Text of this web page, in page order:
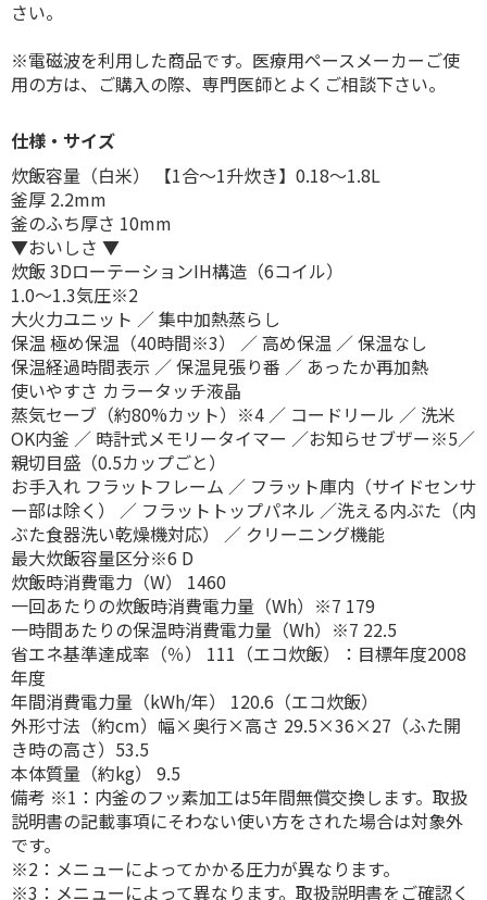
さい。
※電磁波を利用した商品です。医療用ペースメーカーご使
用の方は、ご購入の際、専門医師とよくご相談下さい。
仕様・サイズ
炊飯容量（白米） 【1合～1升炊き】0.18～1.8L
釜厚 2.2mm
釜のふち厚さ 10mm
▼おいしさ ▼
炊飯 3DローテーションIH構造（6コイル）
1.0～1.3気圧※2
大火力ユニット ／ 集中加熱蒸らし
保温 極め保温（40時間※3） ／ 高め保温 ／ 保温なし
保温経過時間表示 ／ 保温見張り番 ／ あったか再加熱
使いやすさ カラータッチ液晶
蒸気セーブ（約80%カット）※4 ／ コードリール ／ 洗米
OK内釜 ／ 時計式メモリータイマー ／お知らせブザー※5／
親切目盛（0.5カップごと）
お手入れ フラットフレーム ／ フラット庫内（サイドセンサ
ー部は除く） ／ フラットトップパネル ／洗える内ぶた（内
ぶた食器洗い乾燥機対応） ／ クリーニング機能
最大炊飯容量区分※6 D
炊飯時消費電力（W） 1460
一回あたりの炊飯時消費電力量（Wh）※7 179
一時間あたりの保温時消費電力量（Wh）※7 22.5
省エネ基準達成率（％） 111（エコ炊飯）：目標年度2008
年度
年間消費電力量（kWh/年） 120.6（エコ炊飯）
外形寸法（約cm）幅×奥行×高さ 29.5×36×27（ふた開
き時の高さ）53.5
本体質量（約kg） 9.5
備考 ※1：内釜のフッ素加工は5年間無償交換します。取扱
説明書の記載事項にそわない使い方をされた場合は対象外
です。
※2：メニューによってかかる圧力が異なります。
※3：メニューによって異なります。取扱説明書をご確認く